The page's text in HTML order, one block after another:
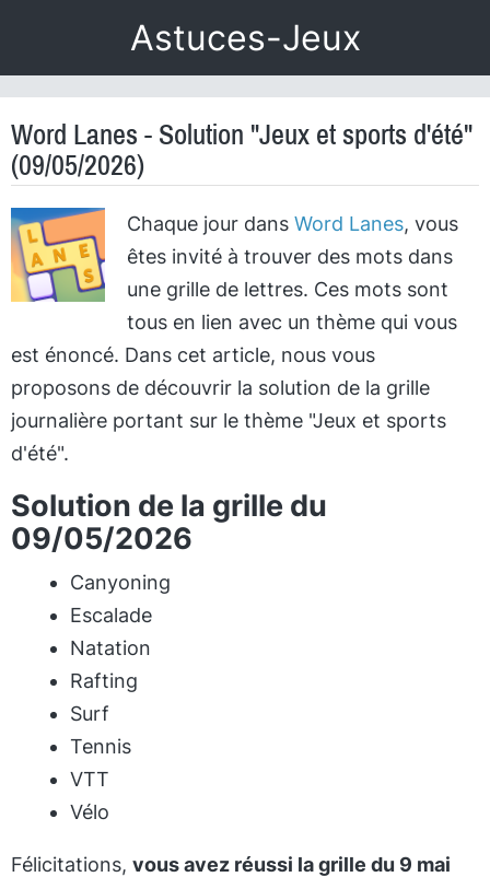
Astuces-Jeux
Word Lanes - Solution "Jeux et sports d'été"
(09/05/2026)
Chaque jour dans Word Lanes, vous
êtes invité à trouver des mots dans
une grille de lettres. Ces mots sont
tous en lien avec un thème qui vous
est énoncé. Dans cet article, nous vous
proposons de découvrir la solution de la grille
journalière portant sur le thème "Jeux et sports
d'été".
Solution de la grille du
09/05/2026
Canyoning
Escalade
Natation
Rafting
Surf
Tennis
VTT
Vélo
Félicitations, vous avez réussi la grille du 9 mai